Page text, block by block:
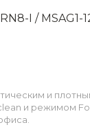
I / MSAG1-
и
и режимом